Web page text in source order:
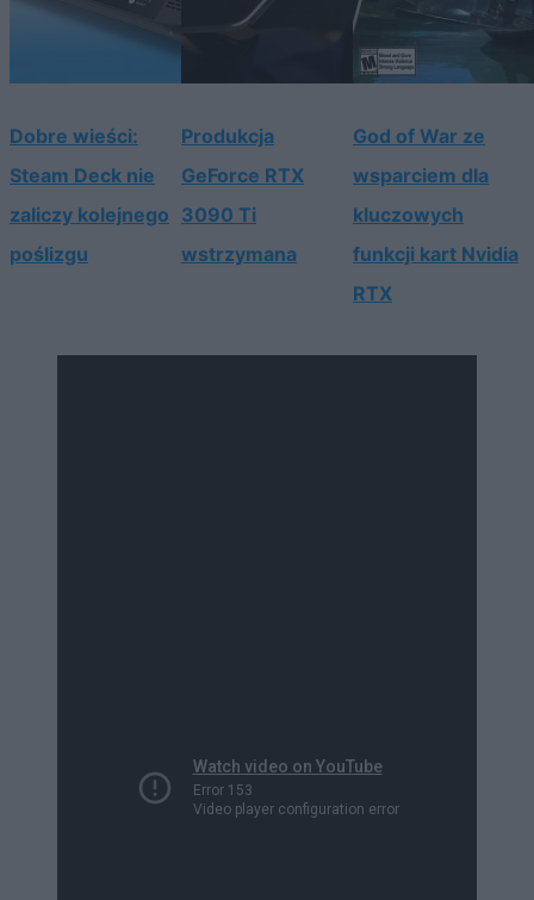
Dobre wieści:
Steam Deck nie
zaliczy kolejnego
poślizgu
Produkcja
GeForce RTX
3090 Ti
wstrzymana
God of War ze
wsparciem dla
kluczowych
funkcji kart Nvidia
RTX